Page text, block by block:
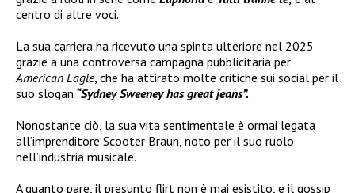
centro di altre voci.
La sua carriera ha ricevuto una spinta ulteriore nel 2025
grazie a una controversa campagna pubblicitaria per
American Eagle, che ha attirato molte critiche sui social per il
suo slogan “Sydney Sweeney has great jeans”.
Nonostante ciò, la sua vita sentimentale è ormai legata
all’imprenditore Scooter Braun, noto per il suo ruolo
nell’industria musicale.
A quanto pare, il presunto flirt non è mai esistito, e il gossip